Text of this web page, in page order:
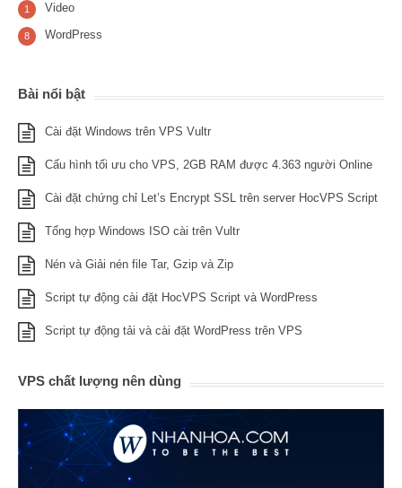
Video
1
WordPress
8
Bài nổi bật
Cài đặt Windows trên VPS Vultr
Cấu hình tối ưu cho VPS, 2GB RAM được 4.363 người Online
Cài đặt chứng chỉ Let’s Encrypt SSL trên server HocVPS Script
Tổng hợp Windows ISO cài trên Vultr
Nén và Giải nén file Tar, Gzip và Zip
Script tự động cài đặt HocVPS Script và WordPress
Script tự động tải và cài đặt WordPress trên VPS
VPS chất lượng nên dùng